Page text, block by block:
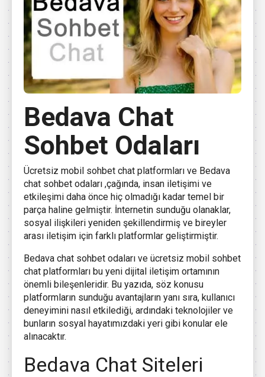
Bedava Chat
Sohbet Odaları
Ücretsiz mobil sohbet chat platformları ve Bedava
chat sohbet odaları ,çağında, insan iletişimi ve
etkileşimi daha önce hiç olmadığı kadar temel bir
parça haline gelmiştir. İnternetin sunduğu olanaklar,
sosyal ilişkileri yeniden şekillendirmiş ve bireyler
arası iletişim için farklı platformlar geliştirmiştir.
Bedava chat sohbet odaları ve ücretsiz mobil sohbet
chat platformları bu yeni dijital iletişim ortamının
önemli bileşenleridir. Bu yazıda, söz konusu
platformların sunduğu avantajların yanı sıra, kullanıcı
deneyimini nasıl etkilediği, ardındaki teknolojiler ve
bunların sosyal hayatımızdaki yeri gibi konular ele
alınacaktır.
Bedava Chat Siteleri